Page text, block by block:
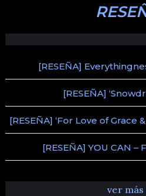
[RESEÑA]
[RESEÑA]
[RESEÑA] ‘For Love of Grace
[RESEÑA] YOU CAN –
ver más